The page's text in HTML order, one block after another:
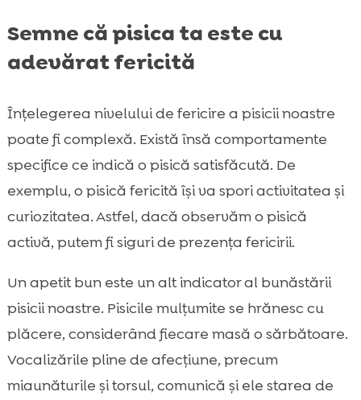
Semne că pisica ta este cu
adevărat fericită
Înțelegerea nivelului de fericire a pisicii noastre
poate fi complexă. Există însă comportamente
specifice ce indică o pisică satisfăcută. De
exemplu, o pisică fericită își va spori activitatea și
curiozitatea. Astfel, dacă observăm o pisică
activă, putem fi siguri de prezența fericirii.
Un apetit bun este un alt indicator al bunăstării
pisicii noastre. Pisicile mulțumite se hrănesc cu
plăcere, considerând fiecare masă o sărbătoare.
Vocalizările pline de afecțiune, precum
miaunăturile și torsul, comunică și ele starea de